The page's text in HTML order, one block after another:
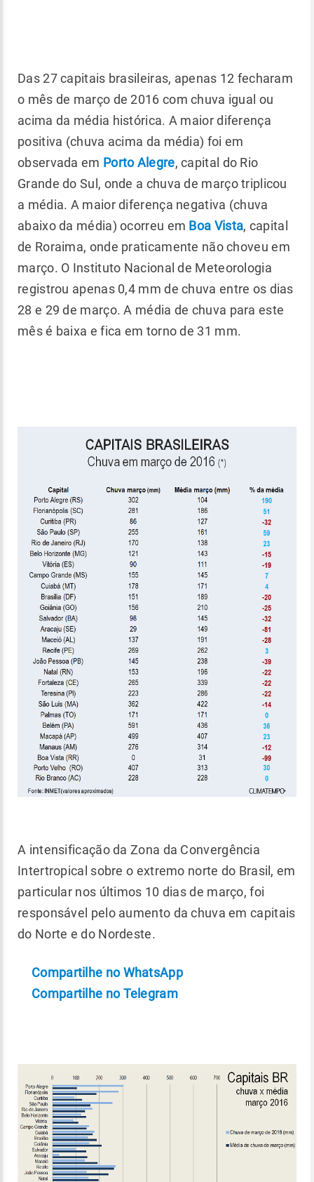
Das 27 capitais brasileiras, apenas 12 fecharam
o mês de março de 2016 com chuva igual ou
acima da média histórica. A maior diferença
positiva (chuva acima da média) foi em
observada em Porto Alegre, capital do Rio
Grande do Sul, onde a chuva de março triplicou
a média. A maior diferença negativa (chuva
abaixo da média) ocorreu em Boa Vista, capital
de Roraima, onde praticamente não choveu em
março. O Instituto Nacional de Meteorologia
registrou apenas 0,4 mm de chuva entre os dias
28 e 29 de março. A média de chuva para este
mês é baixa e fica em torno de 31 mm.
A intensificação da Zona da Convergência
Intertropical sobre o extremo norte do Brasil, em
particular nos últimos 10 dias de março, foi
responsável pelo aumento da chuva em capitais
do Norte e do Nordeste.
Compartilhe no WhatsApp
Compartilhe no Telegram